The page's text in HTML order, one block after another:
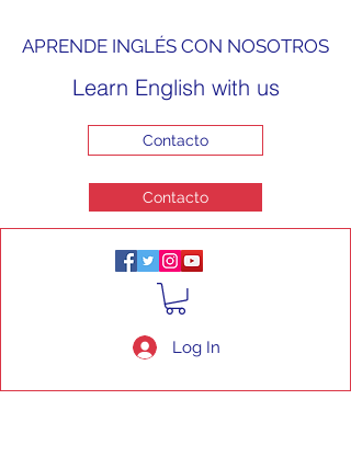
APRENDE INGLÉS CON NOSOTROS
Learn English with us
Contacto
Contacto
Log In